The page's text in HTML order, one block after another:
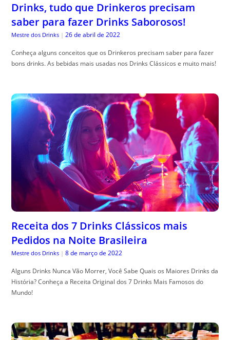
Drinks, tudo que Drinkeros precisam
saber para fazer Drinks Saborosos!
Mestre dos Drinks | 26 de abril de 2022
Conheça alguns conceitos que os Drinkeros precisam saber para fazer
bons drinks. As bebidas mais usadas nos Drinks Clássicos e muito mais!
Receita dos 7 Drinks Clássicos mais
Pedidos na Noite Brasileira
Mestre dos Drinks | 8 de março de 2022
Alguns Drinks Nunca Vão Morrer, Você Sabe Quais os Maiores Drinks da
História? Conheça a Receita Original dos 7 Drinks Mais Famosos do
Mundo!